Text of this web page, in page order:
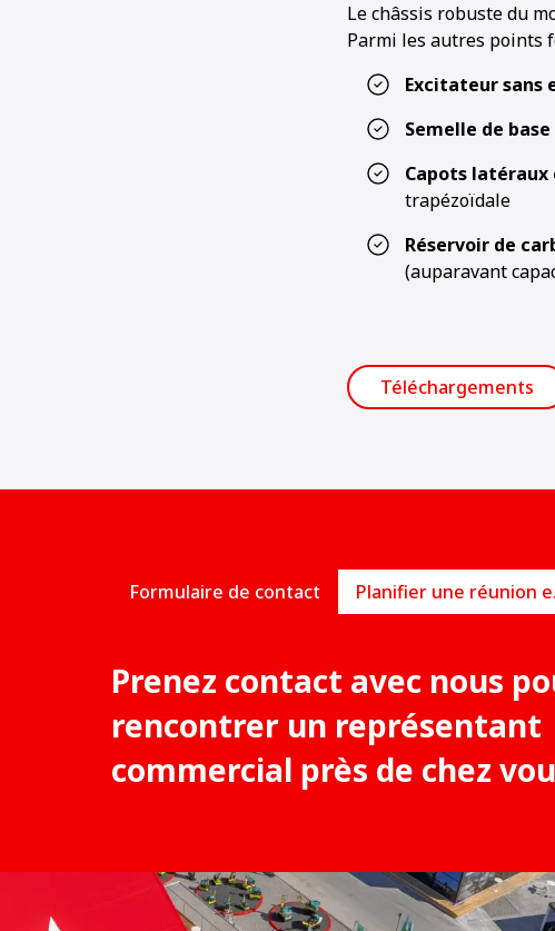
Le châssis robuste du
Parmi les autres points
Excitateur sans
Semelle de
Capots latéraux
trapézoïdale
Réservoir de
(auparavant
Téléchargements
Formulaire de contact
Prenez contact avec nous
rencontrer un représentant
commercial près de chez